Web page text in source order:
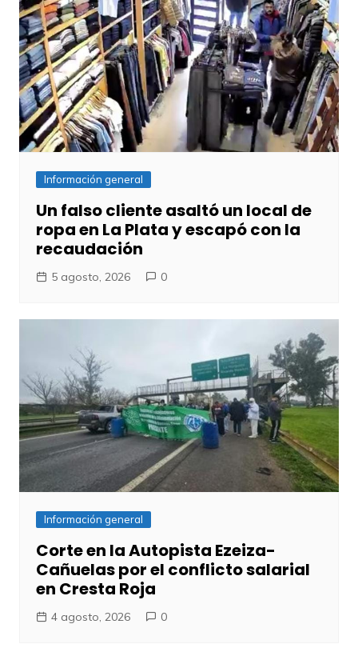
Información general
Un falso cliente asaltó un local de
ropa en La Plata y escapó con la
recaudación
5 agosto, 2026 0
Información general
Corte en la Autopista Ezeiza-
Cañuelas por el conflicto salarial
en Cresta Roja
4 agosto, 2026 0